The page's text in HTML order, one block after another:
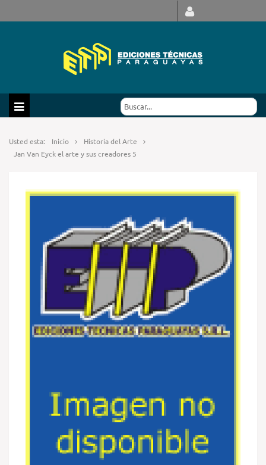
Usted esta: Inicio
Historia del Arte
Jan Van Eyck el arte y sus creadores 5